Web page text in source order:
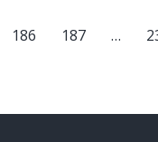
186 187 …